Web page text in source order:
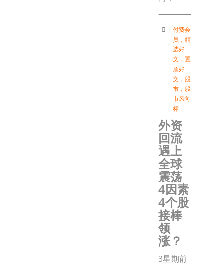
付费会
员 ， 精
选好
文 ， 置
顶好
文 ， 股
市 ， 股
市风向
标
外资
回流
遇上
全球
震荡
4因素
4个股
接棒
领
涨？
3星期前